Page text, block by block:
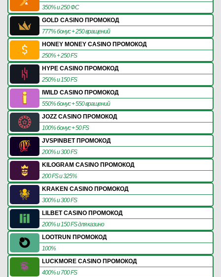
350% и 250 ФС
GOLD CASINO ПРОМОКОД
777% бонус + 250 вращений
HONEY MONEY CASINO ПРОМОКОД
250% + 250 FS
HYPE CASINO ПРОМОКОД
250% и 150 FS
IWILD CASINO ПРОМОКОД
550% бонус + 550 вращений
JOZZ CASINO ПРОМОКОД
100% бонус + 50 FS
JVSPINBET ПРОМОКОД
200% и 300 FS
KILOGRAM CASINO ПРОМОКОД
200 FS и 325%
KRAKEN CASINO ПРОМОКОД
300% и 300 FS
LILBET CASINO ПРОМОКОД
200% и 150 FS для казино
LOOTRUN ПРОМОКОД
100%
LUCKMORE CASINO ПРОМОКОД
400% и 700 FS